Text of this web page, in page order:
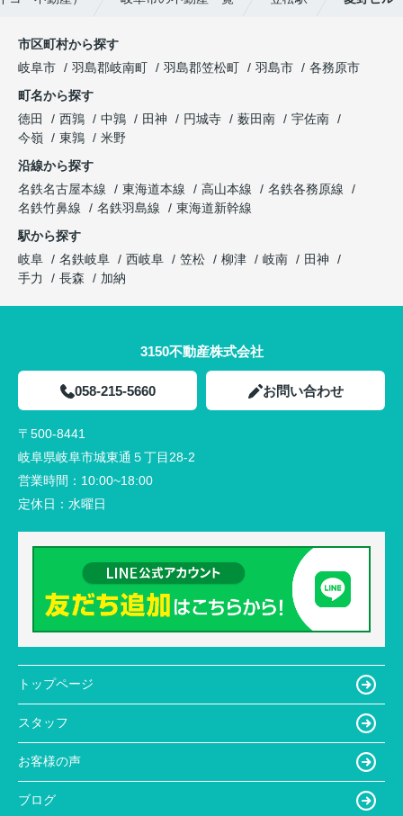
市区町村から探す
岐阜市
羽島郡岐南町 羽島郡笠松町 羽島市
各務原市
町名から探す
徳田
西鶉 中鶉 田神 円城寺 薮田南
宇佐南
今嶺
東鶉
米野
沿線から探す
名鉄名古屋本線
東海道本線 高山本線
名鉄各務原線
名鉄竹鼻線
名鉄羽島線
東海道新幹線
駅から探す
岐阜
名鉄岐阜 西岐阜 笠松 柳津 岐南
田神
手力
長森 加納
3150不動産株式会社
058-215-5660 お問い合わせ
〒500-8441
岐阜県岐阜市城東通５丁目28-2
営業時間： 10:00~18:00
定休日： 水曜日
トップページ
スタッフ
お客様の声
ブログ